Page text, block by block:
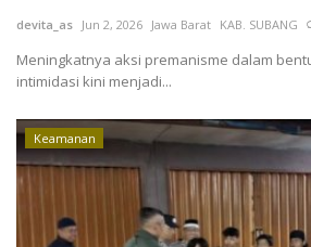
Keamanan
Kejahatan
Cybers Event
UMKM & Ekonomi Kreatif
devita_as Jun 2, 2026 Jawa Barat KAB. SUBANG
Meningkatnya aksi premanisme dalam
intimidasi kini menjadi...
Keamanan